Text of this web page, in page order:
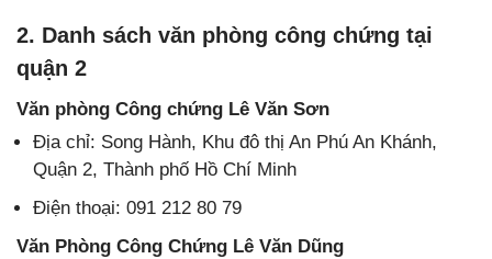
2. Danh sách văn phòng công chứng tại
quận 2
Văn phòng Công chứng Lê Văn Sơn
Địa chỉ: Song Hành, Khu đô thị An Phú An Khánh,
Quận 2, Thành phố Hồ Chí Minh
Điện thoại: 091 212 80 79
Văn Phòng Công Chứng Lê Văn Dũng